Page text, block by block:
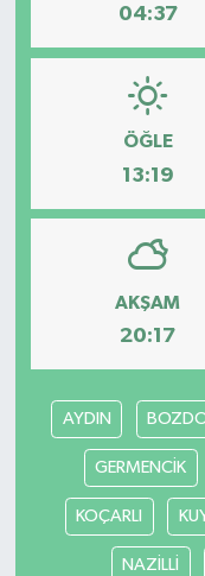
04:37
ÖĞLE
13:19
AKŞAM
20:17
AYDIN
GERMENCİK
KOÇARLI
NAZİLLİ